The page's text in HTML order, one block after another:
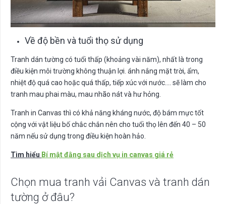
Về độ bền và tuổi thọ sử dụng
Tranh dán tường có tuổi thấp (khoảng vài năm), nhất là trong
điều kiện môi trường không thuận lợi. ánh nắng mặt trời, ẩm,
nhiệt độ quá cao hoặc quá thấp, tiếp xúc với nước…. sẽ làm cho
tranh mau phai màu, mau nhão nát và hư hỏng.
Tranh in Canvas thì có khả năng kháng nước, độ bám mực tốt
cộng với vật liệu bố chắc chắn nên cho tuổi thọ lên đến 40 – 50
năm nếu sử dụng trong điều kiện hoàn hảo.
Tìm hiểu Bí mật đằng sau dịch vụ in canvas giá rẻ
Chọn mua tranh vải Canvas và tranh dán
tường ở đâu?